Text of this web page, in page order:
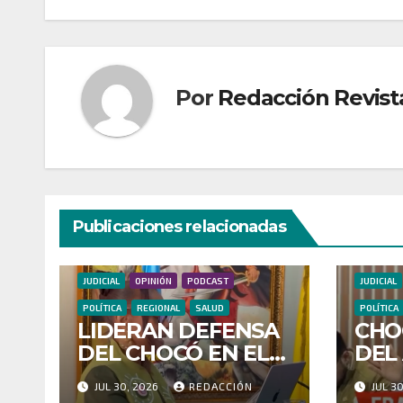
Por Redacción
Publicaciones relacionadas
JUDICIAL OPINIÓN PODCAST
POLÍTICA REGIONAL SALUD
LIDERAN DEFENSA
DEL CHOCÓ EN EL
CONGRESO Y
JUL 30, 2026 REDACCIÓN
JUDICIAL
POLÍTICA
JUL